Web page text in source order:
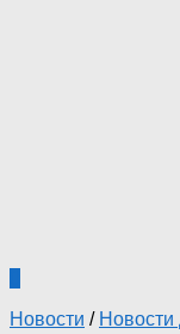
Новости / Новости